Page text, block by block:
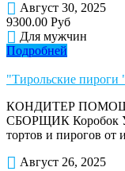
Август 30, 2025
9300.00 Руб
Для мужчин
Подробней
"Тирольские пироги
КОНДИТЕР
СБОРЩИК Коробок
тортов и пирогов
Август 26, 2025